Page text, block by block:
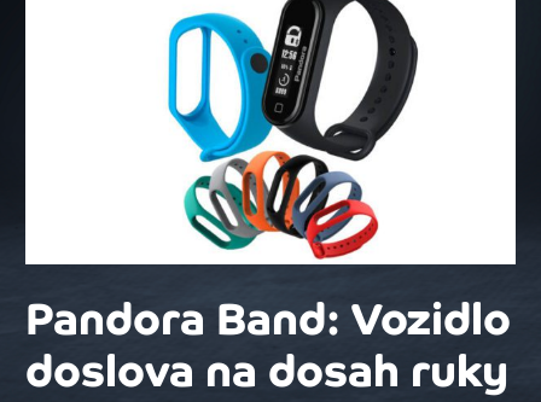
Pandora Band: Vozidlo
doslova na dosah ruky